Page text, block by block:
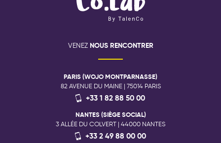
VENEZ NOUS RENCONTRER
PARIS (WOJO MONTPARNASSE)
82 AVENUE DU MAINE | 75014 PARIS
+33 1 82 88 50 00
NANTES (SIÈGE SOCIAL)
3 ALLÉE DU COLVERT | 44000 NANTES
+33 2 49 88 00 00